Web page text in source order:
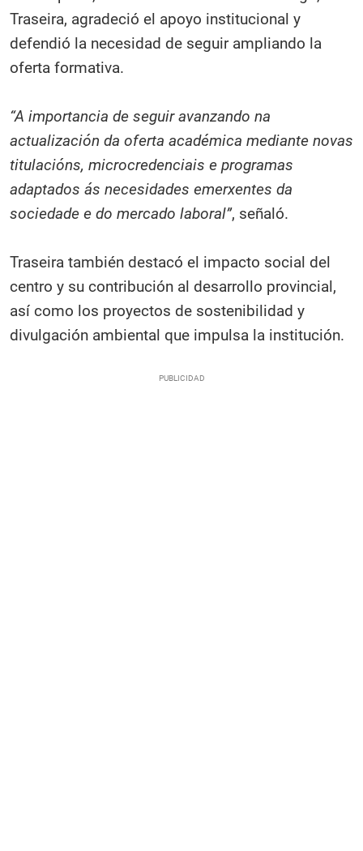
Traseira, agradeció el apoyo institucional y
defendió la necesidad de seguir ampliando la
oferta formativa.
“A importancia de seguir avanzando na
actualización da oferta académica mediante novas
titulacións, microcredenciais e programas
adaptados ás necesidades emerxentes da
sociedade e do mercado laboral”, señaló.
Traseira también destacó el impacto social del
centro y su contribución al desarrollo provincial,
así como los proyectos de sostenibilidad y
divulgación ambiental que impulsa la institución.